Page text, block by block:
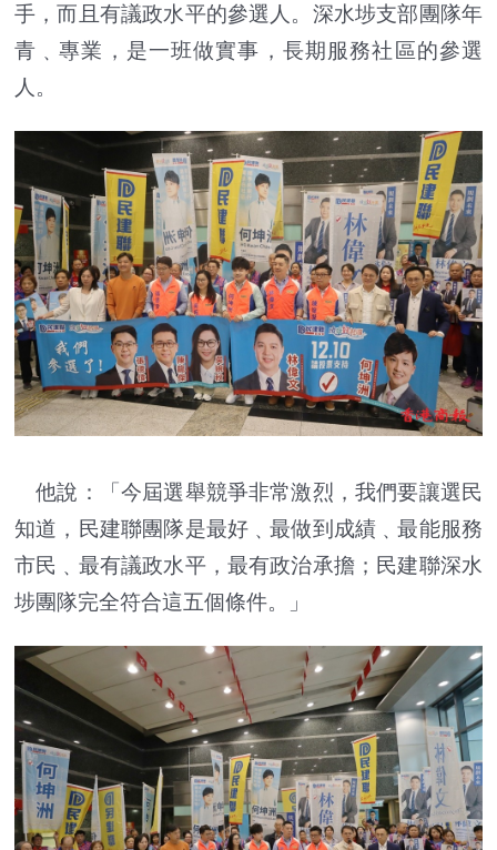
手，而且有議政水平的參選人。深水埗支部團隊年
青﹑專業，是一班做實事，長期服務社區的參選
人。
他說：「今屆選舉競爭非常激烈，我們要讓選民
知道，民建聯團隊是最好﹑最做到成績﹑最能服務
市民﹑最有議政水平，最有政治承擔；民建聯深水
埗團隊完全符合這五個條件。」